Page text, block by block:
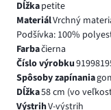
Dĺžkapetite
MateriálVrchný
Podšívka: 100%
Farbačierna
Číslo výrobku
Spôsoby zapínania
Dĺžka58 cm (vo
VýstrihV-výstrih